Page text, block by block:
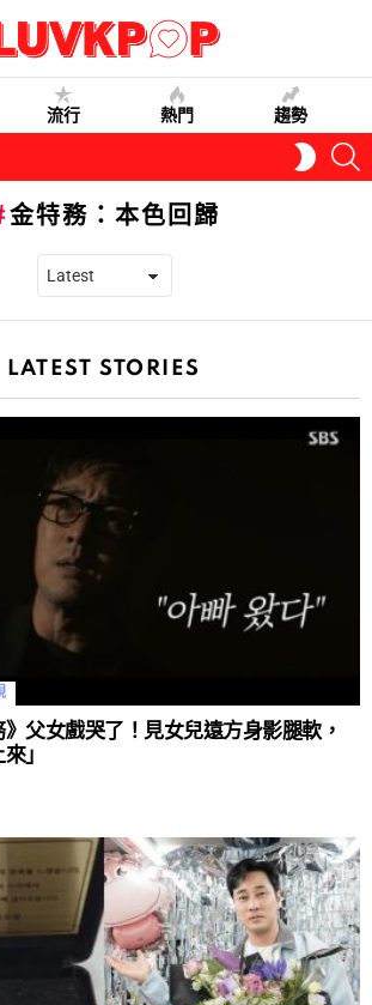
流行 熱門 趨勢
SKIN
金特務：本色回歸
LATEST STORIES
父女戲哭了！見女兒遠方身影腿軟，
」